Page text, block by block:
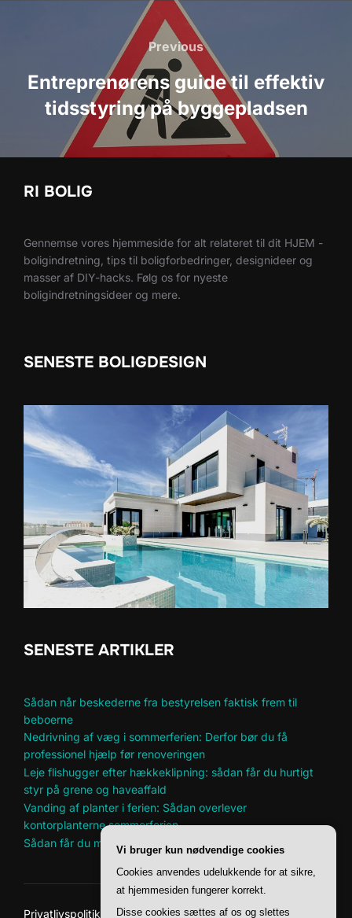
Indlægsnavigation
Previous
Previous
Entreprenørens guide til effektiv
tidsstyring på byggepladsen
RI BOLIG
Gennemse vores hjemmeside for alt relateret til dit HJEM -
boligindretning, tips til boligforbedringer, designideer og
masser af DIY-hacks. Følg os for nyeste
boligindretningsideer og mere.
SENESTE BOLIGDESIGN
SENESTE ARTIKLER
Sådan når beskederne fra bestyrelsen faktisk frem til
beboerne
Nedrivning af væg i sommerferien: Derfor bør du få
professionel hjælp før renoveringen
Leje flishugger efter hækkeklipning: sådan får du hurtigt
styr på grene og haveaffald
Vanding af planter i ferien: Sådan overlever
kontorplanterne sommerferien
Sådan får du mere plads til hobbyer i et lille hjem
Privatlivspolitik
Vi bruger kun nødvendige cookies
Cookies anvendes udelukkende for at sikre,
at hjemmesiden fungerer korrekt.
Disse cookies sættes af os og slettes